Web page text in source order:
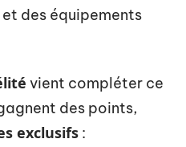
des équipements
vient compléter ce
des points,
exclusifs :